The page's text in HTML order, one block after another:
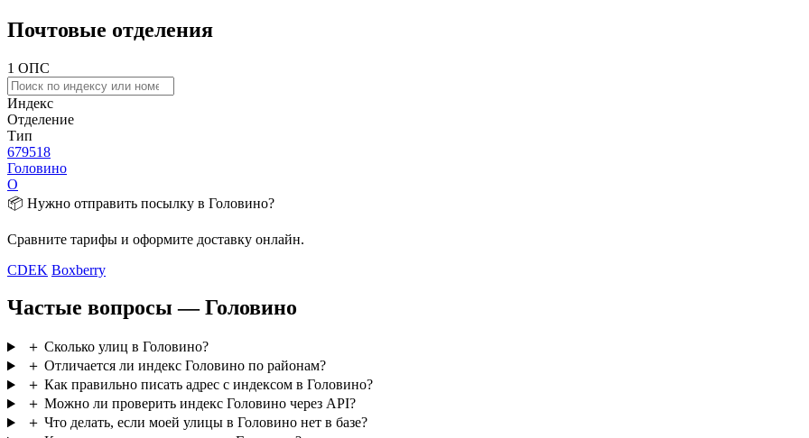
Почтовые отделения
1 ОПС
Индекс
Отделение
Тип
679518
Головино
О
📦 Нужно отправить посылку в Головино?
Сравните тарифы и оформите доставку онлайн.
CDEK Boxberry
Частые вопросы — Головино
＋ Сколько улиц в Головино?
＋ Отличается ли индекс Головино по районам?
＋ Как правильно писать адрес с индексом в Головино?
＋ Можно ли проверить индекс Головино через API?
＋ Что делать, если моей улицы в Головино нет в базе?